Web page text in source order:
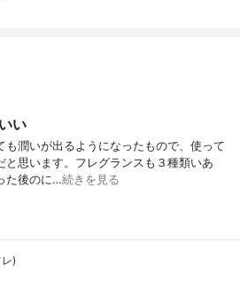
い
も潤いが出るようになったもので、使って
と思います。フレグランスも３種類いあ
た後のに…続きを見る
)